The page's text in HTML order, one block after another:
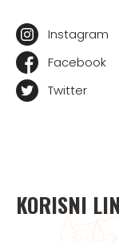
Instagram
Facebook
Twitter
KORISNI